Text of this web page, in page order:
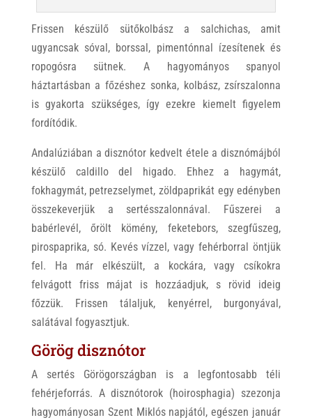
Frissen készülő sütőkolbász a salchichas, amit
ugyancsak sóval, borssal, pimentónnal ízesítenek és
ropogósra sütnek. A hagyományos spanyol
háztartásban a főzéshez sonka, kolbász, zsírszalonna
is gyakorta szükséges, így ezekre kiemelt figyelem
fordítódik.
Andalúziában a disznótor kedvelt étele a disznómájból
készülő caldillo del higado. Ehhez a hagymát,
fokhagymát, petrezselymet, zöldpaprikát egy edényben
összekeverjük a sertésszalonnával. Fűszerei a
babérlevél, őrölt kömény, feketebors, szegfűszeg,
pirospaprika, só. Kevés vízzel, vagy fehérborral öntjük
fel. Ha már elkészült, a kockára, vagy csíkokra
felvágott friss májat is hozzáadjuk, s rövid ideig
főzzük. Frissen tálaljuk, kenyérrel, burgonyával,
salátával fogyasztjuk.
Görög disznótor
A sertés Görögországban is a legfontosabb téli
fehérjeforrás. A disznótorok (hoirosphagia) szezonja
hagyományosan Szent Miklós napjától, egészen január